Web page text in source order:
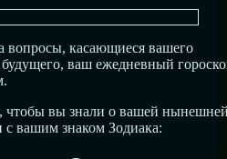
вопросы, касающиеся вашего
ваш ежедневный
чтобы вы знали о вашей
с вашим знаком Зодиака: